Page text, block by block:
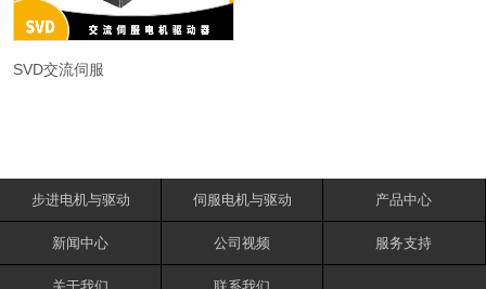
SVD交流伺服
步进电机与驱动 伺服电机与驱动 产品中心
新闻中心 公司视频 服务支持